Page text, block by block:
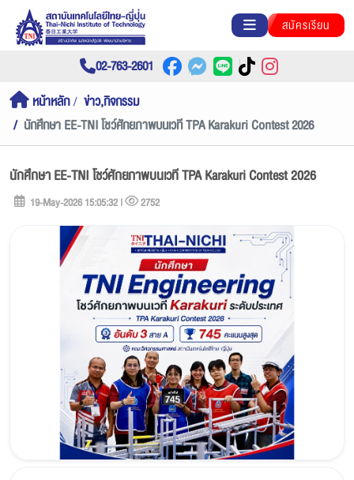
สมัครเรียน
02-763-2601
หน้าหลัก
ข่าว,กิจกรรม
นักศึกษา EE-TNI โชว์ศักยภาพบนเวที TPA Karakuri Contest 2026
นักศึกษา EE-TNI โชว์ศักยภาพบนเวที TPA Karakuri Contest 2026
19-May-2026 15:05:32 | 2752